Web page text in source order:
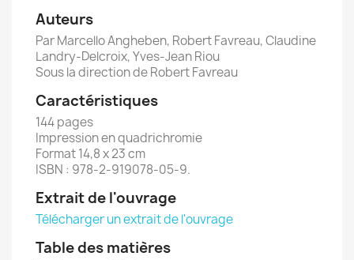
Auteurs
Par Marcello Angheben, Robert Favreau, Claudine
Landry-Delcroix, Yves-Jean Riou
Sous la direction de Robert Favreau
Caractéristiques
144 pages
Impression en quadrichromie
Format 14,8 x 23 cm
ISBN : 978-2-919078-05-9.
Extrait de l'ouvrage
Télécharger un extrait de l'ouvrage
Table des matières